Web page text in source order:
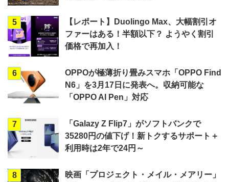
5
【レポート】Duolingo Max、大幅割引オ
ファーはある！半額以下？ ようやく割引
価格で再加入！
6
OPPOが極薄折り畳みスマホ「OPPO Find
N6」を3月17日に発表へ。収納可能な
「OPPO AI Pen」対応
7
「Galazy Z Flip7」がソフトバンクで
35280円の値下げ！新トクするサポート＋
利用時は2年で24円～
8
映画「プロジェクト・メイル・メアリー」